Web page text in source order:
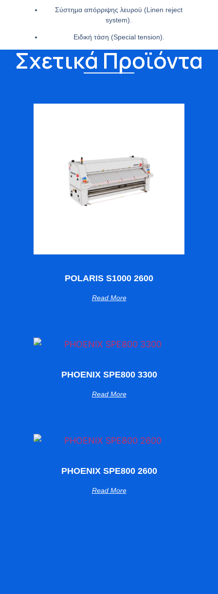
Σύστημα απόρριψης λευρού (Linen reject
system).
Ειδική τάση (Special tension).
Σχετικά Προϊόντα
POLARIS S1000 2600
Read More
PHOENIX SPE800 3300
Read More
PHOENIX SPE800 2600
Read More